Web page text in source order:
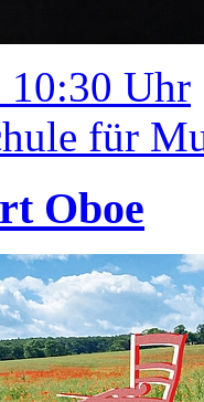
Uhr
für
Oboe